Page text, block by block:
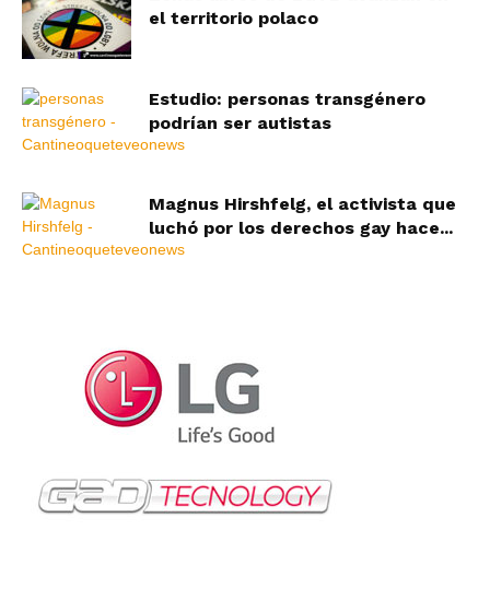
el territorio polaco
Estudio: personas transgénero
podrían ser autistas
Magnus Hirshfelg, el activista que
luchó por los derechos gay hace...